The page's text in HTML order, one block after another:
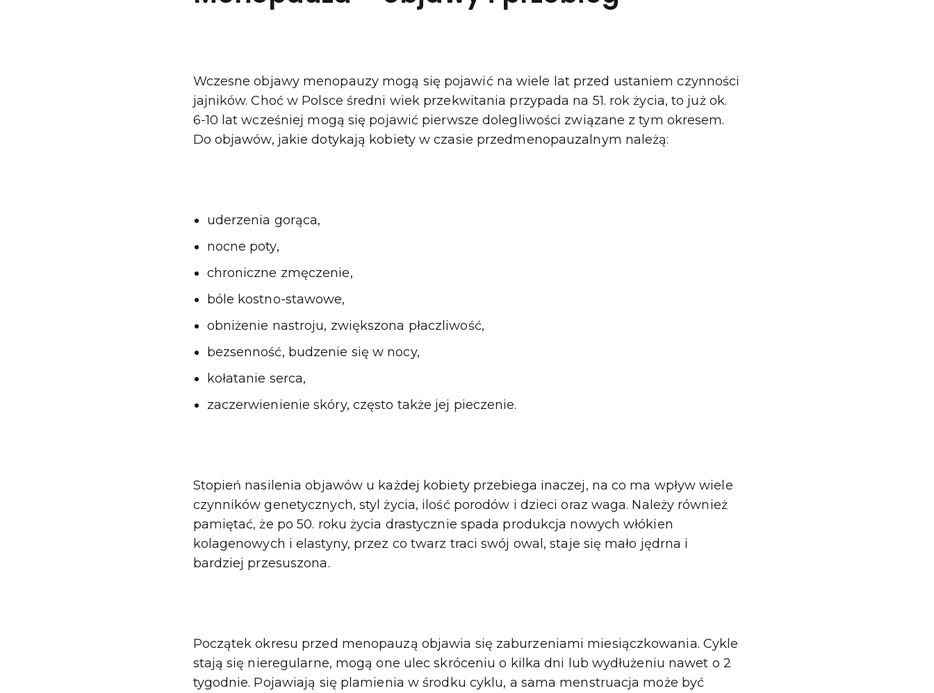
Wczesne objawy menopauzy mogą się pojawić na wiele lat przed ustaniem czynności
jajników. Choć w Polsce średni wiek przekwitania przypada na 51. rok życia, to już ok.
6-10 lat wcześniej mogą się pojawić pierwsze dolegliwości związane z tym okresem.
Do objawów, jakie dotykają kobiety w czasie przedmenopauzalnym należą:
uderzenia gorąca,
nocne poty,
chroniczne zmęczenie,
bóle kostno-stawowe,
obniżenie nastroju, zwiększona płaczliwość,
bezsenność, budzenie się w nocy,
kołatanie serca,
zaczerwienienie skóry, często także jej pieczenie.
Stopień nasilenia objawów u każdej kobiety przebiega inaczej, na co ma wpływ wiele
czynników genetycznych, styl życia, ilość porodów i dzieci oraz waga. Należy również
pamiętać, że po 50. roku życia drastycznie spada produkcja nowych włókien
kolagenowych i elastyny, przez co twarz traci swój owal, staje się mało jędrna i
bardziej przesuszona.
Początek okresu przed menopauzą objawia się zaburzeniami miesiączkowania. Cykle
stają się nieregularne, mogą one ulec skróceniu o kilka dni lub wydłużeniu nawet o 2
tygodnie. Pojawiają się plamienia w środku cyklu, a sama menstruacja może być